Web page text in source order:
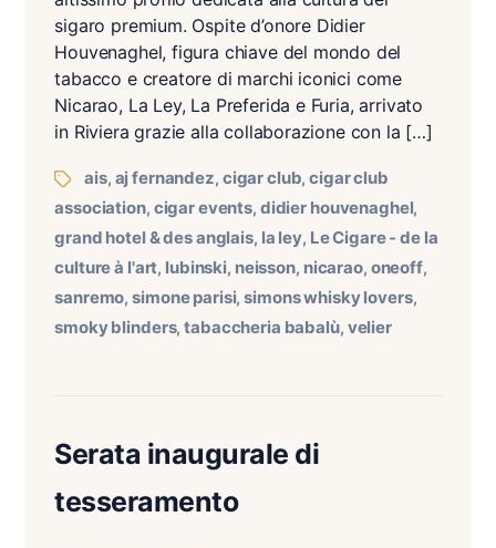
sigaro premium. Ospite d’onore Didier
Houvenaghel, figura chiave del mondo del
tabacco e creatore di marchi iconici come
Nicarao, La Ley, La Preferida e Furia, arrivato
in Riviera grazie alla collaborazione con la […]
ais, aj fernandez, cigar club,cigar club
association, cigar events, didier houvenaghel,
grand hotel & des anglais, la ley, Le Cigare - de la
culture à l'art, lubinski, neisson, nicarao, oneoff,
sanremo,simone parisi,simons whisky lovers,
smoky blinders,tabaccheria babalù, velier
Serata inaugurale di
tesseramento